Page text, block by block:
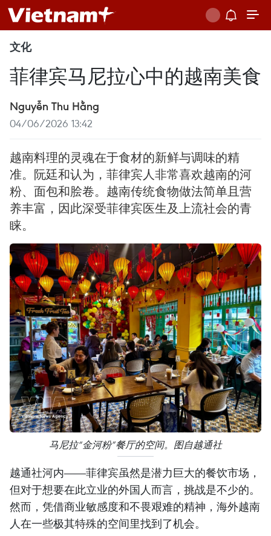
文化
菲律宾马尼拉心中的越南美食
Nguyễn Thu Hằng
04/06/2026 13:42
越南料理的灵魂在于食材的新鲜与调味的精
准。阮廷和认为，菲律宾人非常喜欢越南的河
粉、面包和脍卷。越南传统食物做法简单且营
养丰富，因此深受菲律宾医生及上流社会的青
睐。
马尼拉“金河粉”餐厅的空间。图自越通社
越通社河内——菲律宾虽然是潜力巨大的餐饮市场，
但对于想要在此立业的外国人而言，挑战是不少的。
然而，凭借商业敏感度和不畏艰难的精神，海外越南
人在一些极其特殊的空间里找到了机会。